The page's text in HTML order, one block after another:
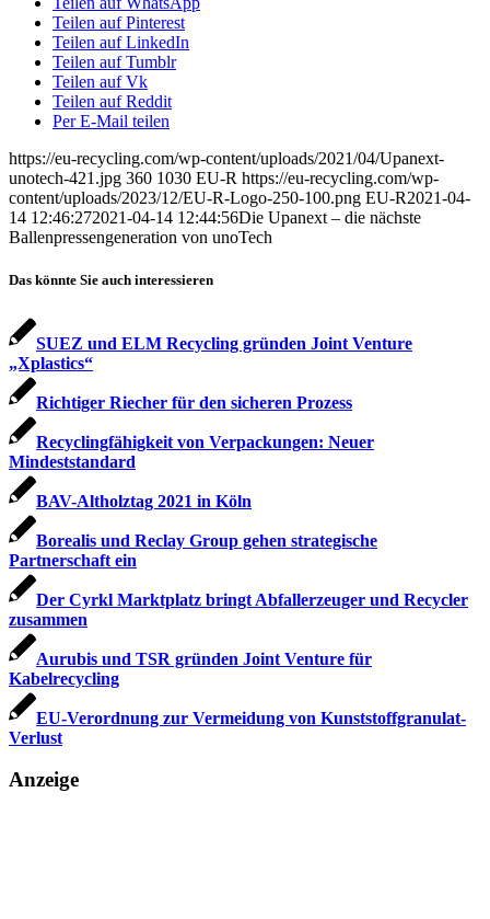
Teilen auf Pinterest
Teilen auf LinkedIn
Teilen auf Tumblr
Teilen auf Vk
Teilen auf Reddit
Per E-Mail teilen
https://eu-recycling.com/wp-content/uploads/2021/04/Upanext-
unotech-421.jpg 360 1030 EU-R https://eu-recycling.com/wp-
content/uploads/2023/12/EU-R-Logo-250-100.png EU-R2021-04-
14 12:46:272021-04-14 12:44:56Die Upanext – die nächste
Ballenpressen­generation von unoTech
Das könnte Sie auch interessieren
SUEZ und ELM Recycling gründen Joint Venture
„Xplastics“
Richtiger Riecher für den sicheren Prozess
Recyclingfähigkeit von Verpackungen: Neuer
Mindeststandard
BAV-Altholztag 2021 in Köln
Borealis und Reclay Group gehen strategische
Partnerschaft ein
Der Cyrkl Marktplatz bringt Abfallerzeuger und Recycler
zusammen
Aurubis und TSR gründen Joint Venture für
Kabelrecycling
EU-Verordnung zur Vermeidung von Kunststoffgranulat-
Verlust
Anzeige